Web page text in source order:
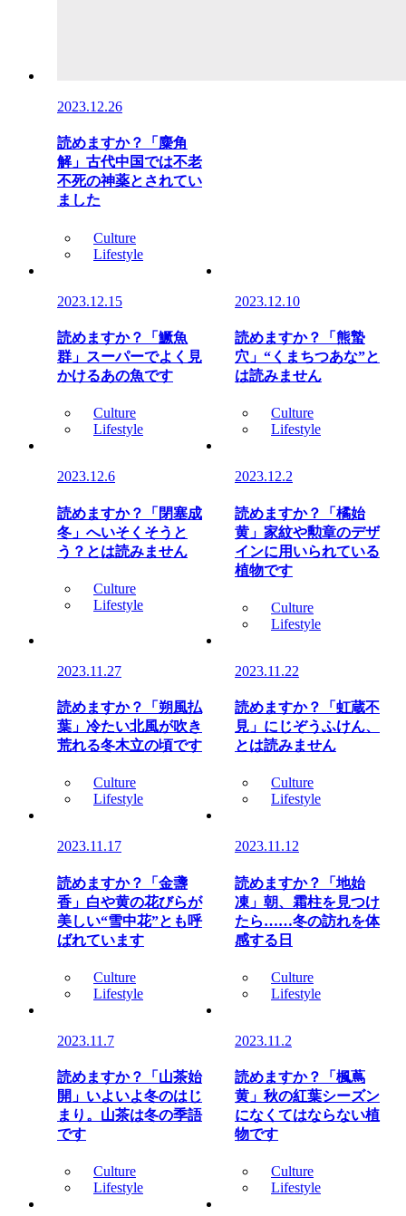
2023.12.26
読めますか？「麋角
解」古代中国では不老
不死の神薬とされてい
ました
Culture
Lifestyle
2023.12.15
読めますか？「鱖魚
群」スーパーでよく見
かけるあの魚です
Culture
Lifestyle
2023.12.10
読めますか？「熊蟄
穴」“くまちつあな”と
は読みません
Culture
Lifestyle
2023.12.6
読めますか？「閉塞成
冬」へいそくそうと
う？とは読みません
Culture
Lifestyle
2023.12.2
読めますか？「橘始
黄」家紋や勲章のデザ
インに用いられている
植物です
Culture
Lifestyle
2023.11.27
読めますか？「朔風払
葉」冷たい北風が吹き
荒れる冬木立の頃です
Culture
Lifestyle
2023.11.22
読めますか？「虹蔵不
見」にじぞうふけん、
とは読みません
Culture
Lifestyle
2023.11.17
読めますか？「金盞
香」白や黄の花びらが
美しい“雪中花”とも呼
ばれています
Culture
Lifestyle
2023.11.12
読めますか？「地始
凍」朝、霜柱を見つけ
たら……冬の訪れを体
感する日
Culture
Lifestyle
2023.11.7
読めますか？「山茶始
開」いよいよ冬のはじ
まり。山茶は冬の季語
です
Culture
Lifestyle
2023.11.2
読めますか？「楓蔦
黄」秋の紅葉シーズン
になくてはならない植
物です
Culture
Lifestyle